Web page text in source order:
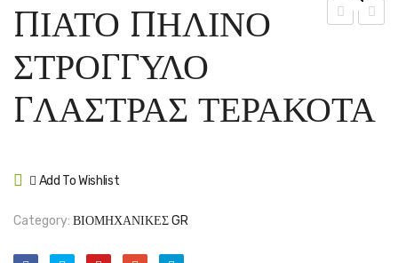
ΡΙΓΑ ΜΠΕΖ
ΠΙΑΤΟ ΠΗΛΙΝΟ
ΣΤΡΟΓΓΥΛΟ
ΓΛΑΣΤΡΑΣ ΤΕΡΑΚΟΤΑ
Add To Wishlist
Category: ΒΙΟΜΗΧΑΝΙΚΕΣ GR